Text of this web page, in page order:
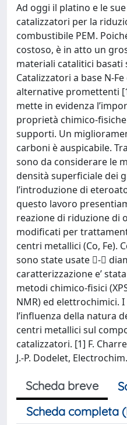
Ad oggi il platino e le
catalizzatori per la
combustibile PEM.
costoso, è in atto un
materiali catalitici basati
Catalizzatori a base N-
alternative promettenti
mette in evidenza
proprietà chimico-
supporti. Un
carboni è auspicabile.
sono da considerare le
densità superficiale dei
l’introduzione di
questo lavoro
reazione di riduzione di
modificati per
centri metallici (Co, Fe).
sono state usate -
caratterizzazione e’
metodi chimico-fisici
NMR) ed elettrochimici.
l’influenza della natura
centri metallici sul
catalizzatori. [1] F.
J.-P. Dodelet,
Scheda breve
Scheda completa